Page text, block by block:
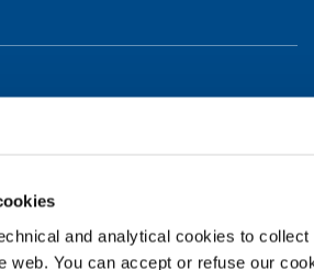
and analytical cookies to
web. You can accept or refuse our